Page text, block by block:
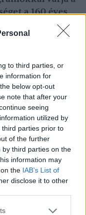
to third parties, or
information for
below opt-out
note that after your
seeing
utilized by
parties prior to
of the further
third parties on the
information may
the IAB’s List of
disclose it to other
a 160 éves
itt vannak